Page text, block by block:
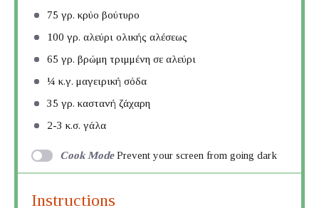
75 γρ. κρύο βούτυρο
100 γρ. αλεύρι ολικής αλέσεως
65 γρ. βρώμη τριμμένη σε αλεύρι
¼ κ.γ. μαγειρική σόδα
35 γρ. καστανή ζάχαρη
2-3 κ.σ. γάλα
Cook Mode Prevent your screen from going dark
Instructions